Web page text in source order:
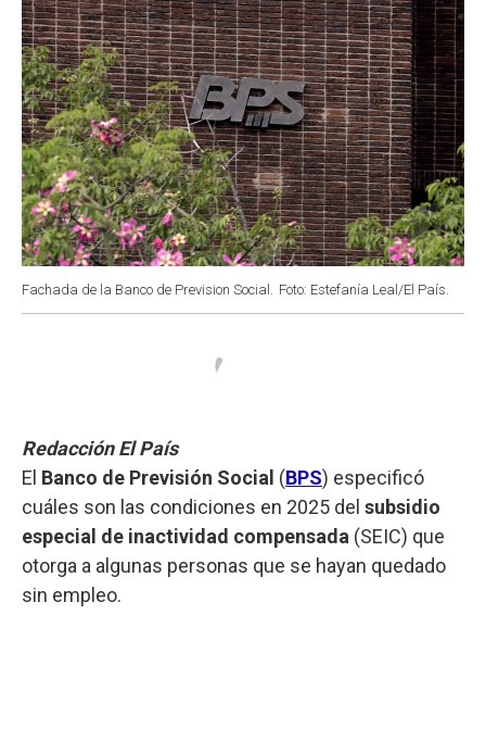
Fachada de la Banco de Prevision Social. Foto: Estefanía Leal/El País.
Redacción El País
El Banco de Previsión Social (BPS) especificó
cuáles son las condiciones en 2025 del subsidio
especial de inactividad compensada (SEIC) que
otorga a algunas personas que se hayan quedado
sin empleo.